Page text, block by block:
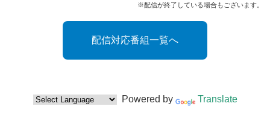
※配信が終了している場合もございます。
配信対応番組一覧へ
Powered by Translate